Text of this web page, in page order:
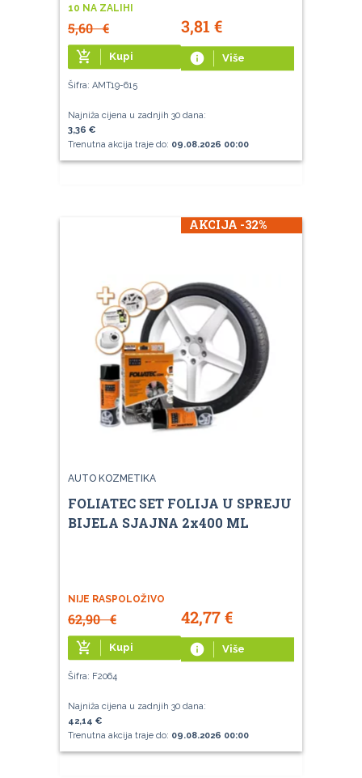
10 NA ZALIHI
5,60€ 3,81€
add_shopping_cart Kupi info Više
Šifra: AMT19-615
Najniža cijena u zadnjih 30 dana:
3,36 €
Trenutna akcija traje do: 09.08.2026 00:00
AKCIJA -32%
AUTO KOZMETIKA
FOLIATEC SET FOLIJA U SPREJU
BIJELA SJAJNA 2x400 ML
NIJE RASPOLOŽIVO
62,90€ 42,77€
add_shopping_cart Kupi info Više
Šifra: F2064
Najniža cijena u zadnjih 30 dana:
42,14 €
Trenutna akcija traje do: 09.08.2026 00:00